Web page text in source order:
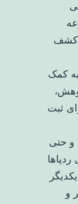
منطقه با کشف
کمک
ثبت
و حتی
و